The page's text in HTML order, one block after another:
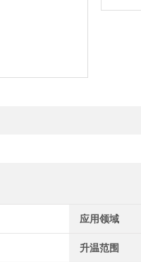
应用领域
升温范围